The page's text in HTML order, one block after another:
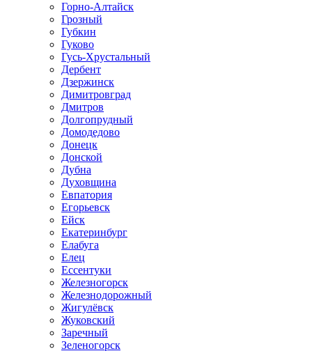
Горно-Алтайск
Грозный
Губкин
Гуково
Гусь-Хрустальный
Дербент
Дзержинск
Димитровград
Дмитров
Долгопрудный
Домодедово
Донецк
Донской
Дубна
Духовщина
Евпатория
Егорьевск
Ейск
Екатеринбург
Елабуга
Елец
Ессентуки
Железногорск
Железнодорожный
Жигулёвск
Жуковский
Заречный
Зеленогорск